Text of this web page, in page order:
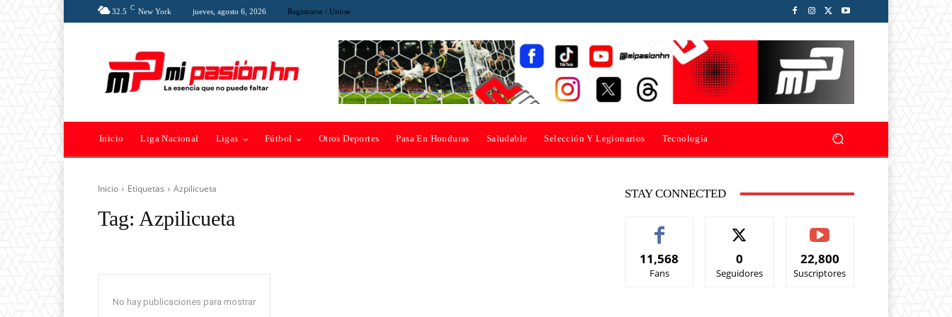
32.5 C New York jueves, agosto 6, 2026 Registrarse / Unirse
Inicio Liga Nacional Ligas Fútbol Otros Deportes Pasa En Honduras Saludable Selección Y Legionarios Tecnología
Inicio Etiquetas Azpilicueta
Tag: Azpilicueta
No hay publicaciones para mostrar
STAY CONNECTED
11,568
Fans
0
Seguidores
22,800
Suscriptores